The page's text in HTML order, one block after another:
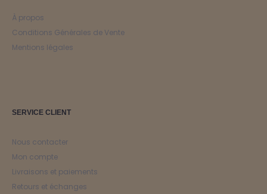
À propos
Conditions Générales de Vente
Mentions légales
SERVICE CLIENT
Nous contacter
Mon compte
Livraisons et paiements
Retours et échanges